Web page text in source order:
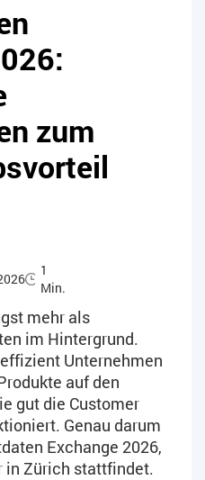
zum
1
Min.
mehr als
im Hintergrund.
Unternehmen
auf den
gut die Customer
Genau darum
Exchange 2026,
in Zürich stattfindet.